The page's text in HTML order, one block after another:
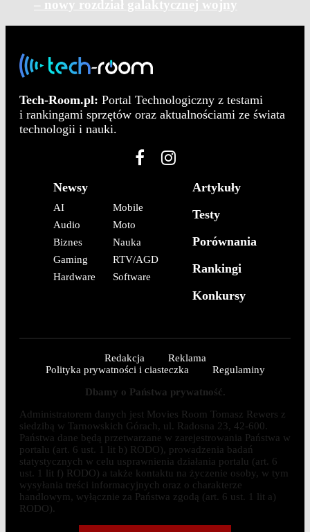
– nowy rozdział galaktycznej wojny
Tech-Room.pl: Portal Technologiczny z testami
i rankingami sprzętów oraz aktualnościami ze świata
technologii i nauki.
Newsy
AI
Audio
Biznes
Gaming
Hardware
Mobile
Moto
Nauka
RTV/AGD
Software
Artykuły
Testy
Porównania
Rankingi
Konkursy
Redakcja
Reklama
Polityka prywatności i ciasteczka
Regulaminy
Dbamy o Państwa prywatność.
Administratorem danych jest Movies Room Tomasz Rewers z
siedzibą w Tarnowskich Górach, ul. Radosna 23, 42-600.
Państwa dane będą przetwarzane w zarejestrowania Państwa w
portalu (art. 6 ust. 1 lit b) RODO), prowadzenia badań
statystycznych w celu usprawnienia działania portalu (art. 6
ust. 1 lit f) RODO) a także kontaktu na życzenie osoby, w tym
wysyłania treści informacyjnych oraz o charakterze
handlowym, wyłącznie za Państwa zgodą (art. 6 ust. 1 lit a)
RODO).